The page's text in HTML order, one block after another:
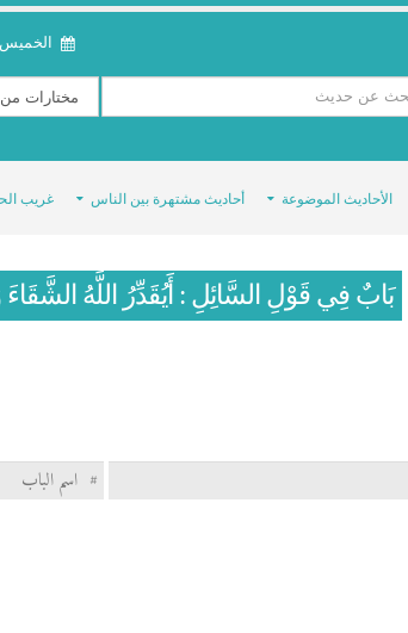
الخميس، 23 صفر
الأحاديث الموضوعة أحاديث مشتهرة بين الناس غريب
بَابٌ فِي قَوْلِ السَّائِلِ : أَيُقَدِّرُ اللَّهُ الشَّقَاءَ
# اسم الباب